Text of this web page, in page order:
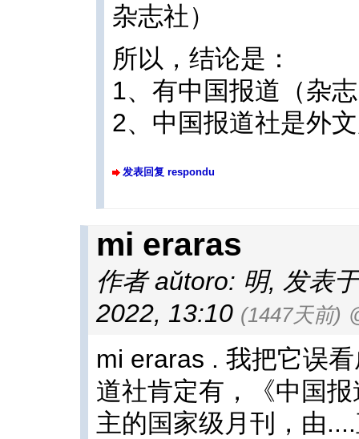
杂志社）
所以，结论是：
1、有中国报道（杂
2、中国报道社是外
发表回复 respondu
mi eraras
作者 aŭtoro: 明, 发表
2022, 13:10 (1447天前)
mi eraras . 我把它误
道社肯定有，《中国
主的国家级月刊，由